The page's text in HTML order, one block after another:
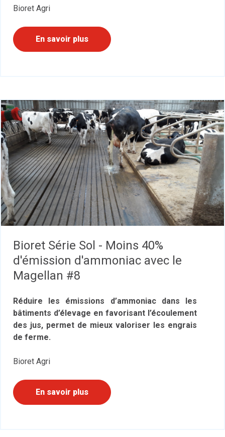
Bioret Agri
En savoir plus
Bioret Série Sol - Moins 40%
d'émission d'ammoniac avec le
Magellan #8
Réduire les émissions d’ammoniac dans les
bâtiments d’élevage en favorisant l’écoulement
des jus, permet de mieux valoriser les engrais
de ferme.
Bioret Agri
En savoir plus